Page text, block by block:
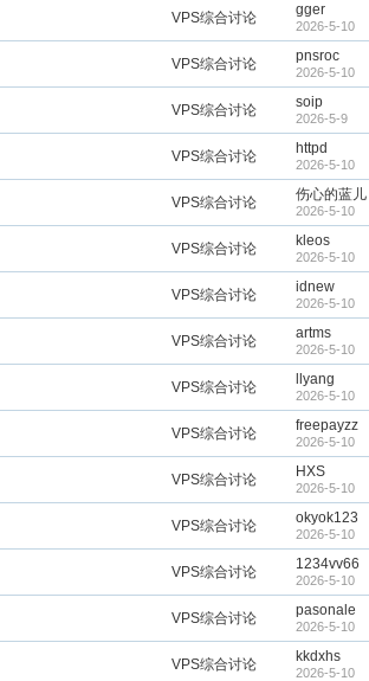
VPS综合讨论 gger
2026-5-10
VPS综合讨论 pnsroc
2026-5-10
VPS综合讨论 soip
2026-5-9
VPS综合讨论 httpd
2026-5-10
VPS综合讨论 伤心的蓝儿
2026-5-10
VPS综合讨论 kleos
2026-5-10
VPS综合讨论 idnew
2026-5-10
VPS综合讨论 artms
2026-5-10
VPS综合讨论 llyang
2026-5-10
VPS综合讨论 freepayzz
2026-5-10
VPS综合讨论 HXS
2026-5-10
VPS综合讨论 okyok123
2026-5-10
VPS综合讨论 1234vv66
2026-5-10
VPS综合讨论 pasonale
2026-5-10
VPS综合讨论 kkdxhs
2026-5-10